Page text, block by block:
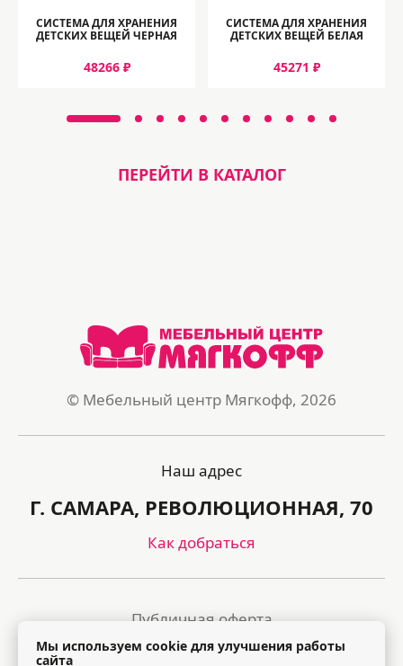
СИСТЕМА ДЛЯ ХРАНЕНИЯ
ДЕТСКИХ ВЕЩЕЙ ЧЕРНАЯ
48266 ₽
СИСТЕМА ДЛЯ ХРАНЕНИЯ
ДЕТСКИХ ВЕЩЕЙ БЕЛАЯ
45271 ₽
ПЕРЕЙТИ В КАТАЛОГ
© Мебельный центр Мягкофф, 2026
Наш адрес
Г. САМАРА, РЕВОЛЮЦИОННАЯ, 70
Как добраться
Публичная оферта
Политика обработки персональных данных
Мы используем cookie для улучшения работы
сайта